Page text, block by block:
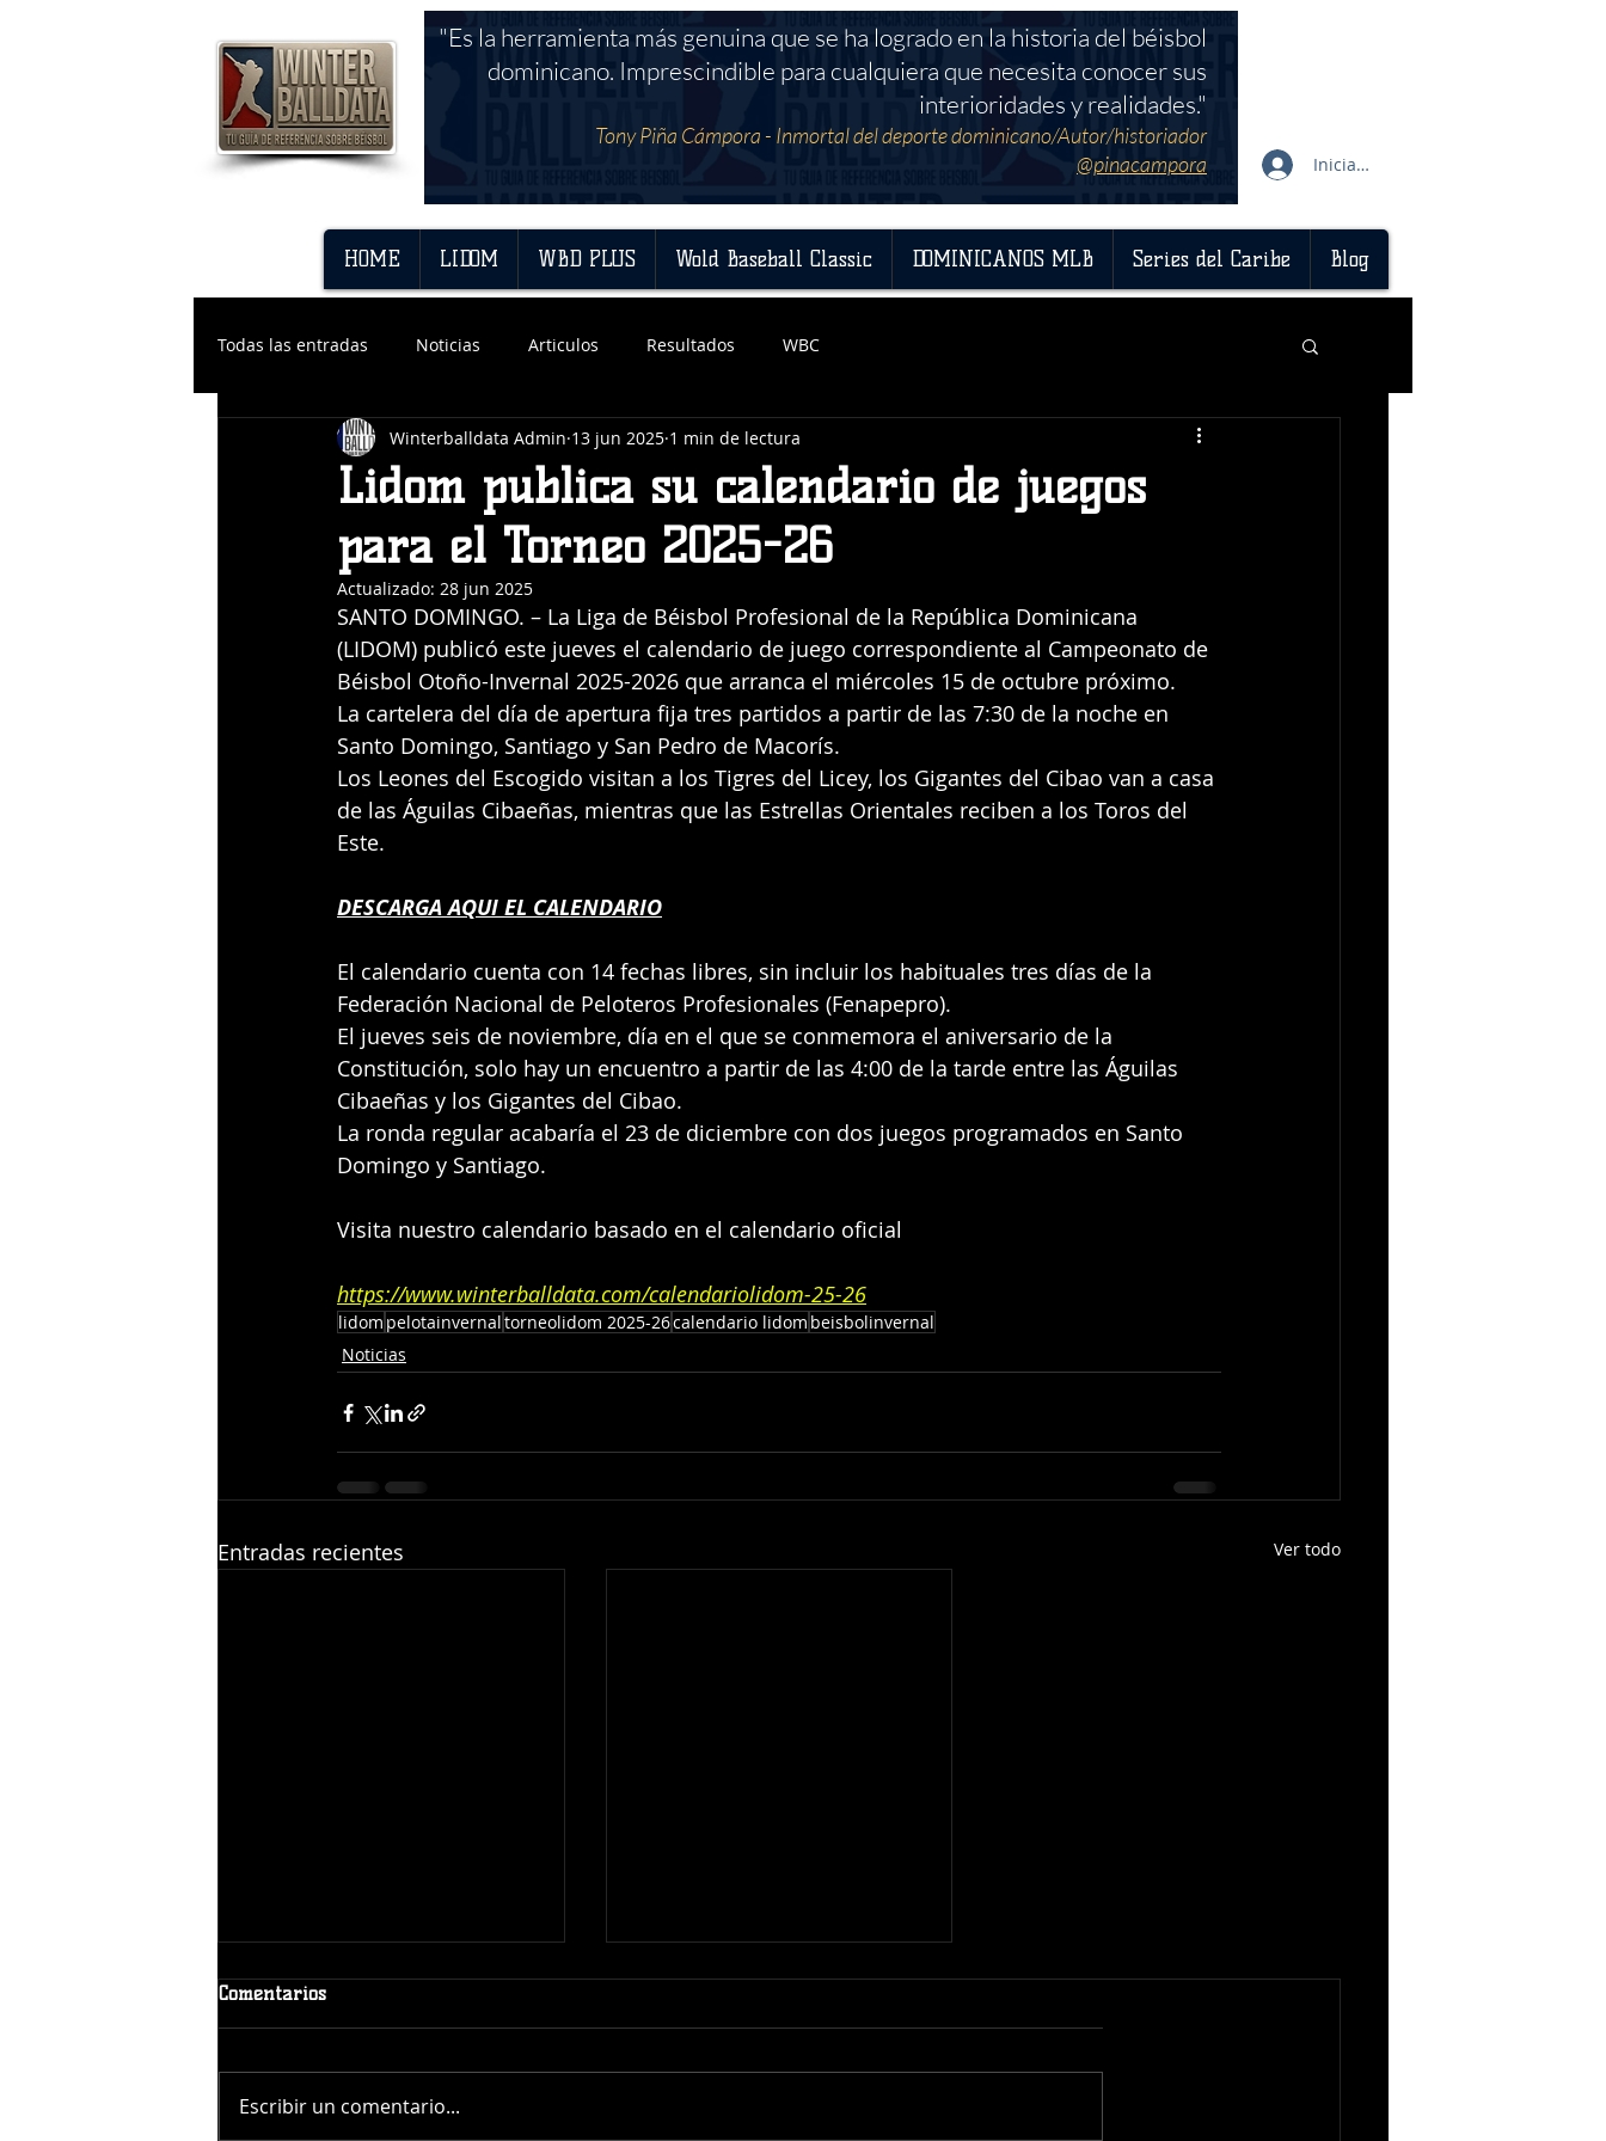
Iniciar sesión
HOME LIDOM WBD PLUS Wold Baseball Classic DOMINICANOS MLB Series del Caribe Blog
"Es la herramienta más genuina que se ha logrado en la historia del béisbol
dominicano. Imprescindible para cualquiera que necesita conocer sus
interioridades y realidades."
Tony Piña Cámpora - Inmortal del deporte dominicano/Autor/historiador
@pinacampora
Todas las entradas Noticias Articulos Resultados WBC
Lidom publica su calendario de juegos
para el Torneo 2025-26
Winterballdata Admin 13 jun 2025 1 min de lectura
Actualizado: 28 jun 2025
SANTO DOMINGO. – La Liga de Béisbol Profesional de la República Dominicana
(LIDOM) publicó este jueves el calendario de juego correspondiente al Campeonato de
Béisbol Otoño-Invernal 2025-2026 que arranca el miércoles 15 de octubre próximo.
La cartelera del día de apertura fija tres partidos a partir de las 7:30 de la noche en
Santo Domingo, Santiago y San Pedro de Macorís.
Los Leones del Escogido visitan a los Tigres del Licey, los Gigantes del Cibao van a casa
de las Águilas Cibaeñas, mientras que las Estrellas Orientales reciben a los Toros del
Este.
DESCARGA AQUI EL CALENDARIO
El calendario cuenta con 14 fechas libres, sin incluir los habituales tres días de la
Federación Nacional de Peloteros Profesionales (Fenapepro).
El jueves seis de noviembre, día en el que se conmemora el aniversario de la
Constitución, solo hay un encuentro a partir de las 4:00 de la tarde entre las Águilas
Cibaeñas y los Gigantes del Cibao.
La ronda regular acabaría el 23 de diciembre con dos juegos programados en Santo
Domingo y Santiago.
Visita nuestro calendario basado en el calendario oficial
https://www.winterballdata.com/calendariolidom-25-26
lidom pelotainvernaltorneolidom 2025-26calendario lidom beisbolinvernal
Noticias
Entradas recientes Ver todo
Comentarios
Escribir un comentario...